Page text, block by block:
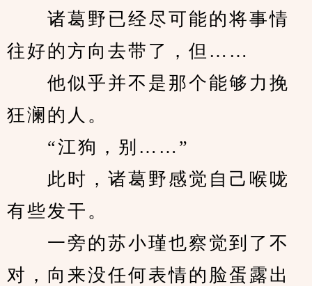
诸葛野已经尽可能的将事情
往好的方向去带了，但……
他似乎并不是那个能够力挽
狂澜的人。
“江狗，别……”
此时，诸葛野感觉自己喉咙
有些发干。
一旁的苏小瑾也察觉到了不
对，向来没任何表情的脸蛋露出